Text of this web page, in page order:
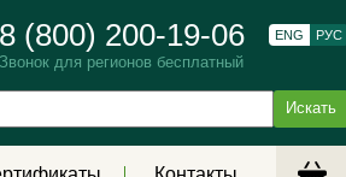
8 (800) 200-19-06
Звонок для регионов бесплатный
ENG РУС